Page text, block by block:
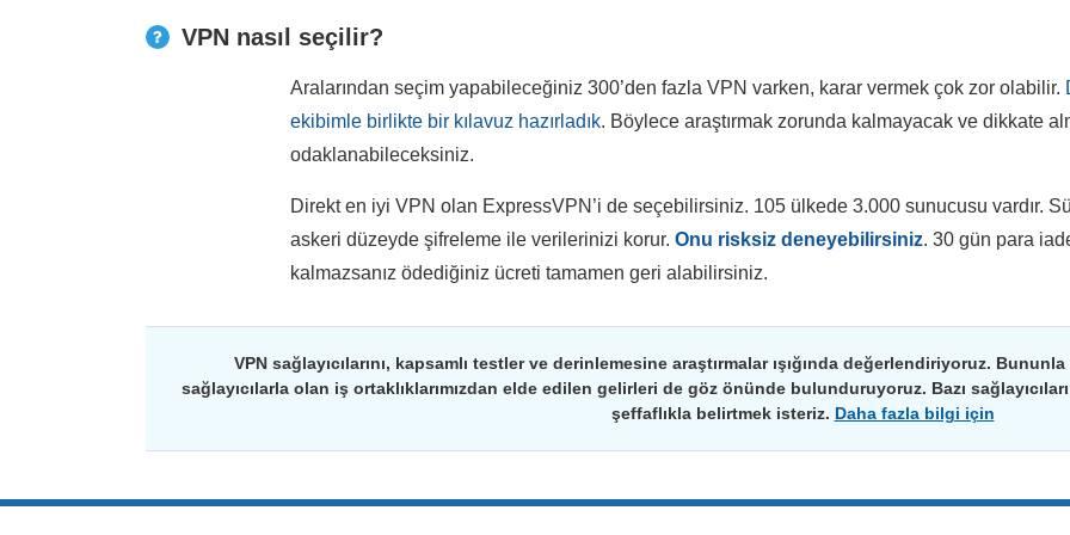
VPN nasıl seçilir?
Aralarından seçim yapabileceğiniz 300’den fazla VPN varken, karar vermek çok zor olabilir.
ekibimle birlikte bir kılavuz hazırladık. Böylece araştırmak zorunda kalmayacak ve dikkate
odaklanabileceksiniz.
Direkt en iyi VPN olan ExpressVPN’i de seçebilirsiniz. 105 ülkede 3.000 sunucusu vardır.
askeri düzeyde şifreleme ile verilerinizi korur. Onu risksiz deneyebilirsiniz. 30 gün para
kalmazsanız ödediğiniz ücreti tamamen geri alabilirsiniz.
VPN sağlayıcılarını, kapsamlı testler ve derinlemesine araştırmalar ışığında değerlendiriyoruz.
sağlayıcılarla olan iş ortaklıklarımızdan elde edilen gelirleri de göz önünde bulunduruyoruz. Bazı
şeffaflıkla belirtmek isteriz. Daha fazla bilgi için